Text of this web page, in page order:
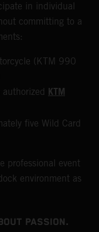
in individual
committing to a
(KTM 990
KTM
five Wild Card
professional event
environment as
PASSION.